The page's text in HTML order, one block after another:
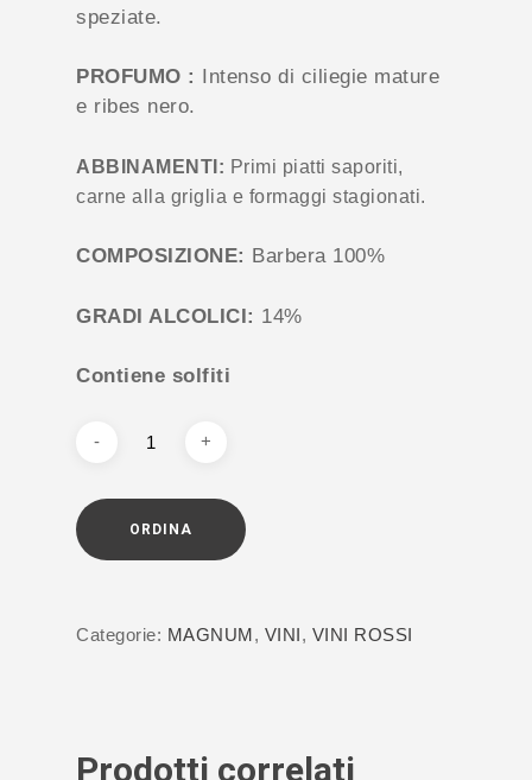
speziate.
PROFUMO : Intenso di ciliegie mature
e ribes nero.
ABBINAMENTI: Primi piatti saporiti,
carne alla griglia e formaggi stagionati.
COMPOSIZIONE: Barbera 100%
GRADI ALCOLICI: 14%
Contiene solfiti
ORDINA
Categorie: MAGNUM, VINI, VINI ROSSI
Prodotti correlati